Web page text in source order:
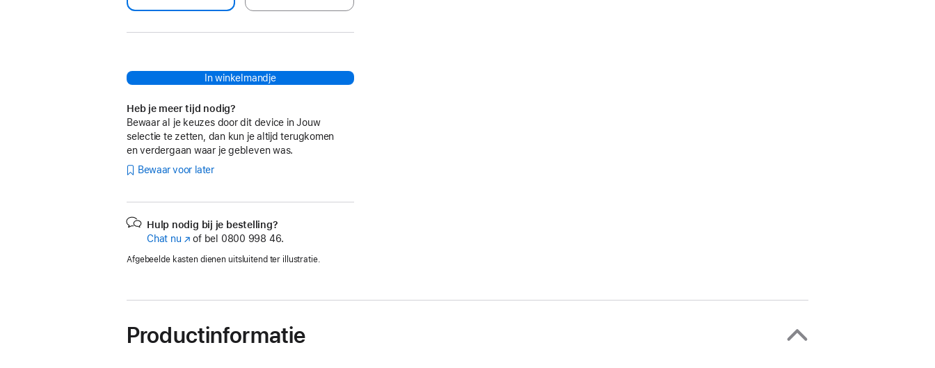
In winkelmandje
Heb je meer tijd nodig?
Bewaar al je keuzes door dit device in Jouw
selectie te zetten, dan kun je altijd terugkomen
en verdergaan waar je gebleven was.
Bewaar voor later
Hulp nodig bij je bestelling?
Chat nu (Wordt
nieuw
of bel 0800 998 46.
Afgebeelde kasten dienen uitsluitend ter illustratie.
Productinformatie